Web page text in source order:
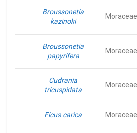
Moraceae
Broussonetia
kazinoki
Moraceae
Broussonetia
papyrifera
Moraceae
Cudrania
tricuspidata
Moraceae
Ficus carica